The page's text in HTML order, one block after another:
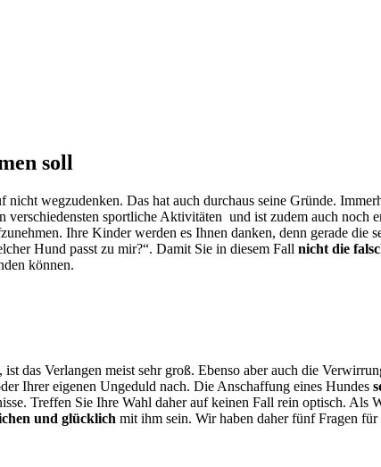
soll
wegzudenken. Das hat auch durchaus seine Gründe.
sportliche Aktivitäten und ist zudem auch noch
Ihre Kinder werden es Ihnen danken, denn gerade
Hund passt zu mir?“. Damit Sie in diesem Fall nicht die
können.
das Verlangen meist sehr groß. Ebenso aber auch die
Ihrer eigenen Ungeduld nach. Die Anschaffung eines Hundes
Treffen Sie Ihre Wahl daher auf keinen Fall rein optisch.
und glücklich mit ihm sein. Wir haben daher fünf Fragen